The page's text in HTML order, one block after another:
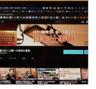
Wishlist